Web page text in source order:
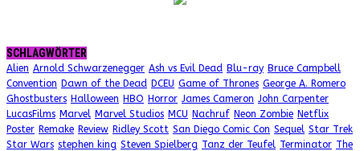
SCHLAGWÖRTER
Alien Arnold Schwarzenegger Ash vs Evil Dead Blu-ray Bruce Campbell
Convention Dawn of the Dead DCEU Game of Thrones George A. Romero
Ghostbusters Halloween HBO Horror James Cameron John Carpenter
LucasFilms Marvel Marvel Studios MCU Nachruf Neon Zombie Netflix
Poster Remake Review Ridley Scott San Diego Comic Con Sequel Star Trek
Star Wars stephen king Steven Spielberg Tanz der Teufel Terminator The